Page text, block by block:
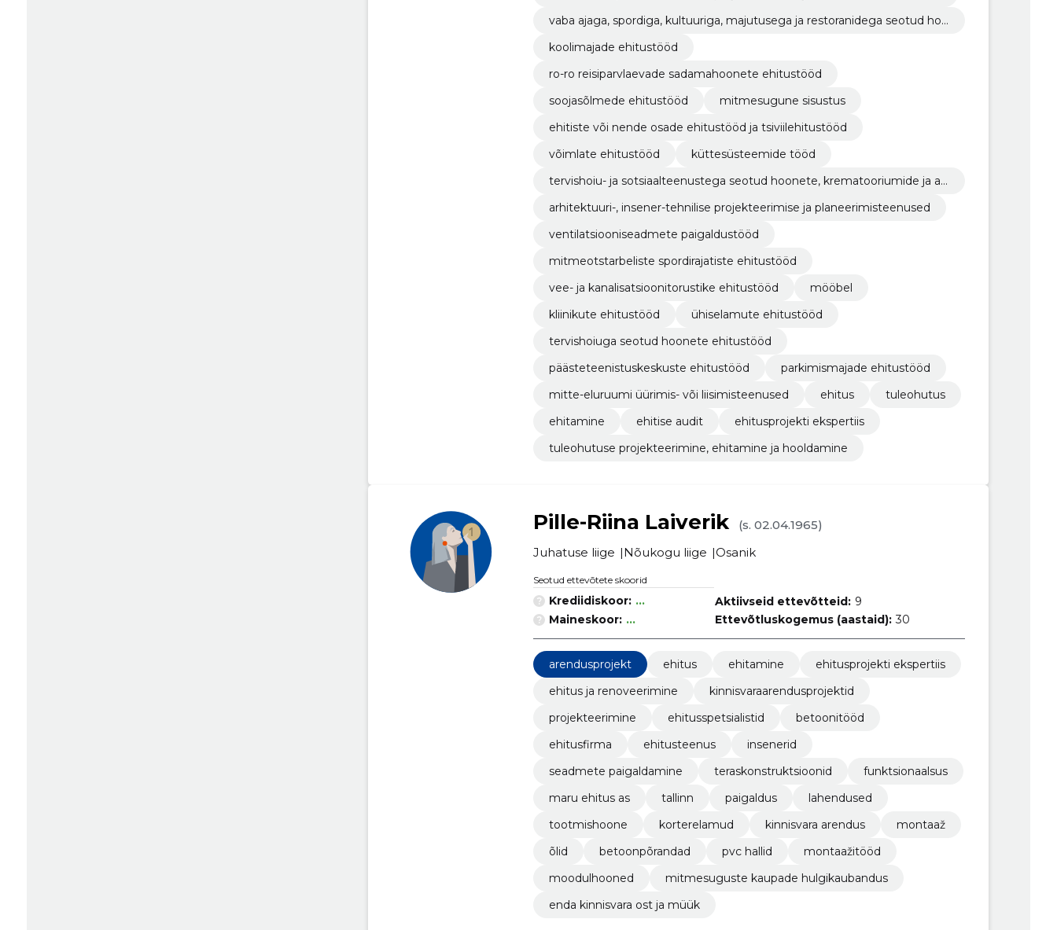
vaba ajaga, spordiga, kultuuriga, majutusega ja restoranidega seotud hoo
koolimajade ehitustööd
ro-ro reisiparvlaevade sadamahoonete ehitustööd
soojasõlmede ehitustööd
mitmesugune sisustus
ehitiste või nende osade ehitustööd ja tsiviilehitustööd
võimlate ehitustööd
küttesüsteemide tööd
tervishoiu- ja sotsiaalteenustega seotud hoonete, krematooriumide ja av
arhitektuuri-, insener-tehnilise projekteerimise ja planeerimisteenused
ventilatsiooniseadmete paigaldustööd
mitmeotstarbeliste spordirajatiste ehitustööd
vee- ja kanalisatsioonitorustike ehitustööd
mööbel
kliinikute ehitustööd
ühiselamute ehitustööd
tervishoiuga seotud hoonete ehitustööd
päästeteenistuskeskuste ehitustööd
parkimismajade ehitustööd
mitte-eluruumi üürimis- või liisimisteenused
ehitus
tuleohutus
ehitamine
ehitise audit
ehitusprojekti ekspertiis
tuleohutuse projekteerimine, ehitamine ja hooldamine
Pille-Riina Laiverik
(s. 02.04.1965)
Juhatuse liige
Nõukogu liige Osanik
Seotud ettevõtete skoorid
Krediidiskoor: ...
Maineskoor: ...
Aktiivseid ettevõtteid: 9
Ettevõtluskogemus (aastaid): 30
arendusprojekt ehitus ehitamine
ehitusprojekti ekspertiis
ehitus ja renoveerimine
kinnisvaraarendusprojektid
projekteerimine
ehitusspetsialistid
betoonitööd
ehitusfirma
ehitusteenus
insenerid
seadmete paigaldamine
teraskonstruktsioonid
funktsionaalsus
maru ehitus as
tallinn paigaldus
lahendused
tootmishoone
korterelamud kinnisvara arendus
montaaž
õlid
betoonpõrandad pvc hallid
montaažitööd
moodulhooned
mitmesuguste kaupade hulgikaubandus
enda kinnisvara ost ja müük